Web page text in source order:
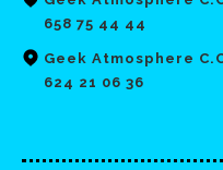
658 75 44 44
Geek Atmosphere
624 21 06 36